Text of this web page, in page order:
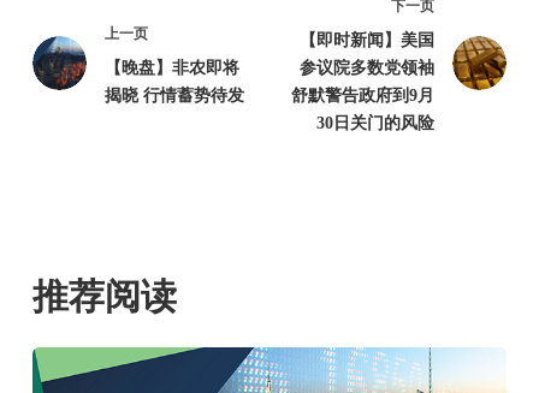
上一页
【晚盘】非农即将
揭晓 行情蓄势待发
下一页
【即时新闻】美国
参议院多数党领袖
舒默警告政府到9月
30日关门的风险
推荐阅读